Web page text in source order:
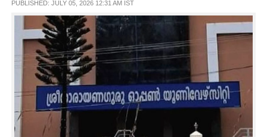
LIFESTYLE
SPIRITUAL
ART
PUBLISHED: JULY 05, 2026 12:31 AM IST